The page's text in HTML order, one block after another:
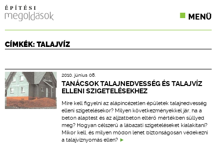
MENÜ
CPR TERMÉKKIÍRÁS
ÉPÍTÉSI JOG
ONLINE KÉPZÉSEK
TERVEZÉSI SEGÉDLETEK
CÍMKÉK: TALAJVÍZ
2010. június 08.
TANÁCSOK TALAJNEDVESSÉG ÉS TALAJVÍZ
ELLENI SZIGETELÉSEKHEZ
Mire kell figyelni az alápincézetlen épületek talajnedvesség
elleni szigetelésekor? Milyen következményekkel jár, ha a
beton alaptest és az aljzatbeton eltérő mértékben süllyed
meg? Hogyan célszerű a lábazati szigeteléseket kialakítani?
Mikor kell, és milyen módon lehet biztonságosan védekezni
a talajvíznyomás ellen?